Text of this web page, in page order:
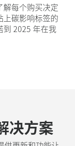
每个购买决定
碳影响标签的
到 2025 年在我
决方案